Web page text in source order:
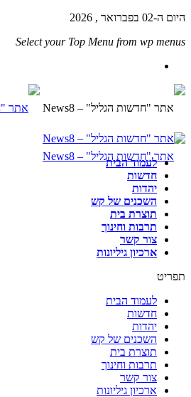
היום ה-02 בפברואר , 2026
Select your Top Menu from wp menus
לעמוד הבית
חדשות
יהדות
השכנים של קש
תוצרת בית
תרבות וחינוך
צור קשר
ארכיון גיליונות
תפריט
לעמוד הבית
חדשות
יהדות
השכנים של קש
תוצרת בית
תרבות וחינוך
צור קשר
ארכיון גיליונות